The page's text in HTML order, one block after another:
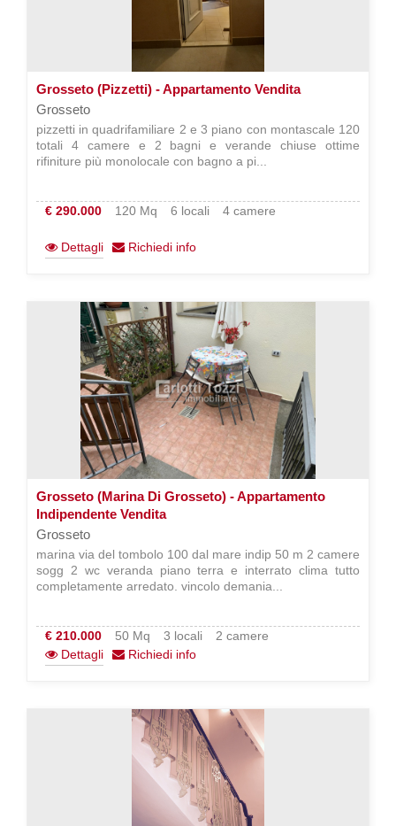
Grosseto (Pizzetti) - Appartamento Vendita
Grosseto
pizzetti in quadrifamiliare 2 e 3 piano con montascale 120
totali 4 camere e 2 bagni e verande chiuse ottime
rifiniture più monolocale con bagno a pi...
€ 290.000 120 Mq 6 locali 4 camere
Dettagli Richiedi info
Grosseto (Marina Di Grosseto) - Appartamento
Indipendente Vendita
Grosseto
marina via del tombolo 100 dal mare indip 50 m 2 camere
sogg 2 wc veranda piano terra e interrato clima tutto
completamente arredato. vincolo demania...
€ 210.000 50 Mq 3 locali
2 camere
Dettagli
Richiedi info